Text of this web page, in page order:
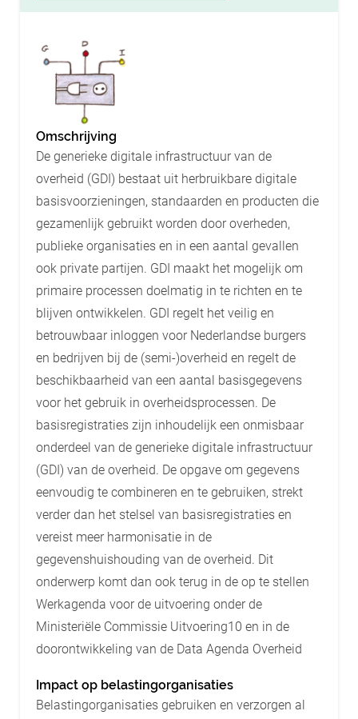
Omschrijving
De generieke digitale infrastructuur van de
overheid (GDI) bestaat uit herbruikbare digitale
basisvoorzieningen, standaarden en producten die
gezamenlijk gebruikt worden door overheden,
publieke organisaties en in een aantal gevallen
ook private partijen. GDI maakt het mogelijk om
primaire processen doelmatig in te richten en te
blijven ontwikkelen. GDI regelt het veilig en
betrouwbaar inloggen voor Nederlandse burgers
en bedrijven bij de (semi-)overheid en regelt de
beschikbaarheid van een aantal basisgegevens
voor het gebruik in overheidsprocessen. De
basisregistraties zijn inhoudelijk een onmisbaar
onderdeel van de generieke digitale infrastructuur
(GDI) van de overheid. De opgave om gegevens
eenvoudig te combineren en te gebruiken, strekt
verder dan het stelsel van basisregistraties en
vereist meer harmonisatie in de
gegevenshuishouding van de overheid. Dit
onderwerp komt dan ook terug in de op te stellen
Werkagenda voor de uitvoering onder de
Ministeriële Commissie Uitvoering10 en in de
doorontwikkeling van de Data Agenda Overheid
Impact op belastingorganisaties
Belastingorganisaties gebruiken en verzorgen al